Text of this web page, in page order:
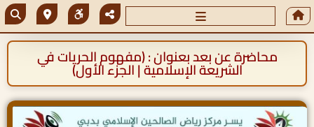
محاضرة عن بعد بعنوان : (مفهوم الحريات في
الشريعة الإسلامية | الجزء الأول)